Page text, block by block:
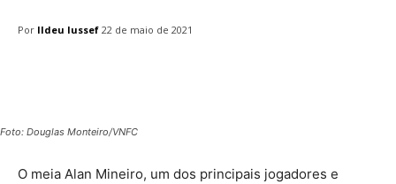
Por Ildeu Iussef 22 de maio de 2021
Foto: Douglas Monteiro/VNFC
O meia Alan Mineiro, um dos principais jogadores e